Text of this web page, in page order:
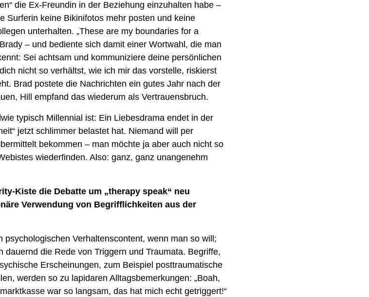
die Ex-Freundin in der Beziehung einzuhalten habe –
Surferin keine Bikinifotos mehr posten und keine
unterhalten. „These are my boundaries for a
– und bediente sich damit einer Wortwahl, die man
Sei achtsam und kommuniziere deine persönlichen
nicht so verhältst, wie ich mir das vorstelle, riskierst
Brad postete die Nachrichten ein gutes Jahr nach der
Hill empfand das wiederum als Vertrauensbruch.
typisch Millennial ist: Ein Liebesdrama endet in der
jetzt schlimmer belastet hat. Niemand will per
bekommen – man möchte ja aber auch nicht so
wiederfinden. Also: ganz, ganz unangenehm
Kiste die Debatte um „therapy speak“ neu
Verwendung von Begrifflichkeiten aus der
Verhaltenscontent, wenn man so will;
dauernd die Rede von Triggern und Traumata. Begriffe,
Erscheinungen, zum Beispiel posttraumatische
werden so zu lapidaren Alltagsbemerkungen: „Boah,
war so langsam, das hat mich echt getriggert!“